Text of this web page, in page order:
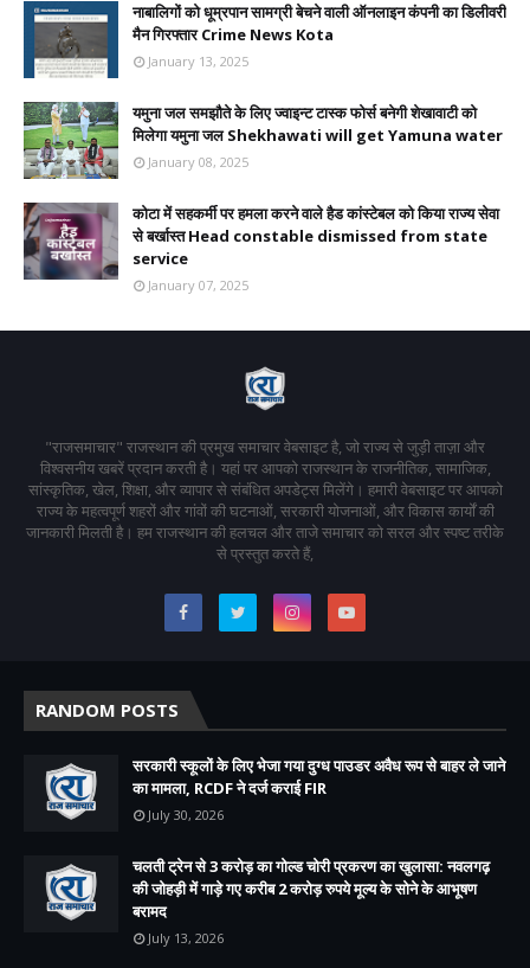
नाबालिगों को धूम्रपान सामग्री बेचने वाली ऑनलाइन कंपनी का डिलीवरी
मैन गिरफ्तार Crime News Kota
January 13, 2025
यमुना जल समझौते के लिए ज्वाइन्ट टास्क फोर्स बनेगी शेखावाटी को
मिलेगा यमुना जल Shekhawati will get Yamuna water
January 08, 2025
कोटा में सहकर्मी पर हमला करने वाले हैड कांस्टेबल को किया राज्य सेवा
से बर्खास्त Head constable dismissed from state
service
January 07, 2025
"राजसमाचार" राजस्थान की प्रमुख समाचार वेबसाइट है, जो राज्य से जुड़ी ताज़ा और
विश्वसनीय खबरें प्रदान करती है। यहां पर आपको राजस्थान के राजनीतिक, सामाजिक,
सांस्कृतिक, खेल, शिक्षा, और व्यापार से संबंधित अपडेट्स मिलेंगे। हमारी वेबसाइट पर आपको
राज्य के महत्वपूर्ण शहरों और गांवों की घटनाओं, सरकारी योजनाओं, और विकास कार्यों की
जानकारी मिलती है। हम राजस्थान की हलचल और ताजे समाचार को सरल और स्पष्ट तरीके
से प्रस्तुत करते हैं,
RANDOM POSTS
सरकारी स्कूलों के लिए भेजा गया दुग्ध पाउडर अवैध रूप से बाहर ले जाने
का मामला, RCDF ने दर्ज कराई FIR
July 30, 2026
चलती ट्रेन से 3 करोड़ का गोल्ड चोरी प्रकरण का खुलासा: नवलगढ़
की जोहड़ी में गाड़े गए करीब 2 करोड़ रुपये मूल्य के सोने के आभूषण
बरामद
July 13, 2026